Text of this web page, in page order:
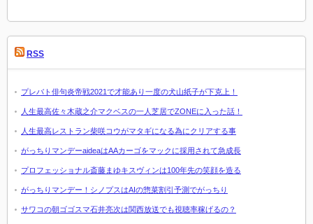
RSS
プレバト俳句炎帝戦2021で才能あり一度の犬山紙子が下克上！
人生最高佐々木蔵之介マクベスの一人芝居でZONEに入った話！
人生最高レストラン柴咲コウがマタギになる為にクリアする事
がっちりマンデーaideaはAAカーゴをマックに採用されて急成長
プロフェッショナル斎藤まゆキスヴィンは100年先の笑顔を造る
がっちりマンデー！シノプスはAIの惣菜割引予測でがっちり
サワコの朝ゴゴスマ石井亮次は関西放送でも視聴率稼げるの？